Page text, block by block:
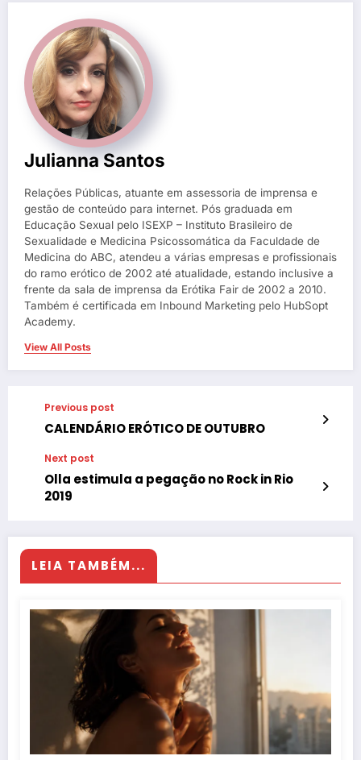
Julianna Santos
Relações Públicas, atuante em assessoria de imprensa e
gestão de conteúdo para internet. Pós graduada em
Educação Sexual pelo ISEXP – Instituto Brasileiro de
Sexualidade e Medicina Psicossomática da Faculdade de
Medicina do ABC, atendeu a várias empresas e profissionais
do ramo erótico de 2002 até atualidade, estando inclusive a
frente da sala de imprensa da Erótika Fair de 2002 a 2010.
Também é certificada em Inbound Marketing pelo HubSopt
Academy.
View All Posts
Previous post
CALENDÁRIO ERÓTICO DE OUTUBRO
Next post
Olla estimula a pegação no Rock in Rio
2019
LEIA TAMBÉM...